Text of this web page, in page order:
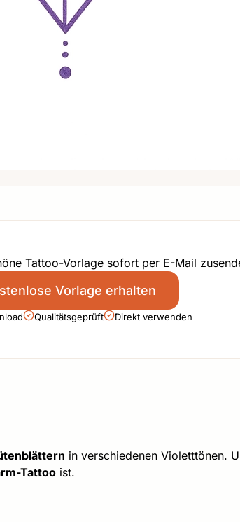
Tattoo-Vorlage sofort per E-Mail
Vorlage erhalten
Qualitätsgeprüft Direkt verwenden
in verschiedenen Violetttönen.
Tattoo ist.